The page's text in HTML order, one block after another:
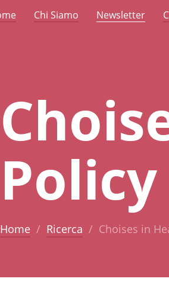
Chi Siamo Newsletter
Policy
Home Ricerca Choises in